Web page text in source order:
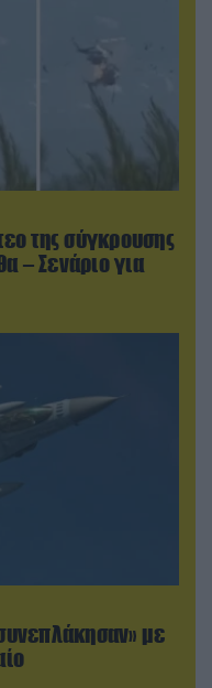
της σύγκρουσης
– Σενάριο για
με